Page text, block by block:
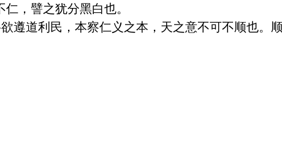
，譬之犹分黑白也。
遵道利民，本察仁义之本，天之意不可不顺也。